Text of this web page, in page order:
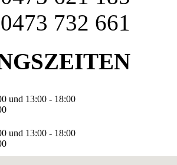
732 661
und 13:00 - 18:00
und 13:00 - 18:00